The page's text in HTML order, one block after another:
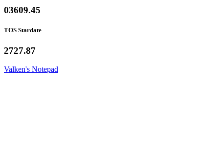
03609.45
TOS Stardate
2727.87
Valken's Notepad